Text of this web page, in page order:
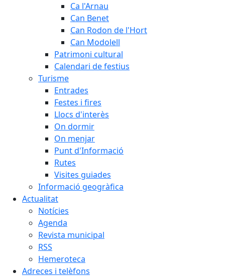
Ca l'Arnau
Can Benet
Can Rodon de l'Hort
Can Modolell
Patrimoni cultural
Calendari de festius
Turisme
Entrades
Festes i fires
Llocs d'interès
On dormir
On menjar
Punt d'Informació
Rutes
Visites guiades
Informació geogràfica
Actualitat
Notícies
Agenda
Revista municipal
RSS
Hemeroteca
Adreces i telèfons